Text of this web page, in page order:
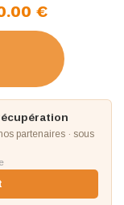
€
partenaires · sous